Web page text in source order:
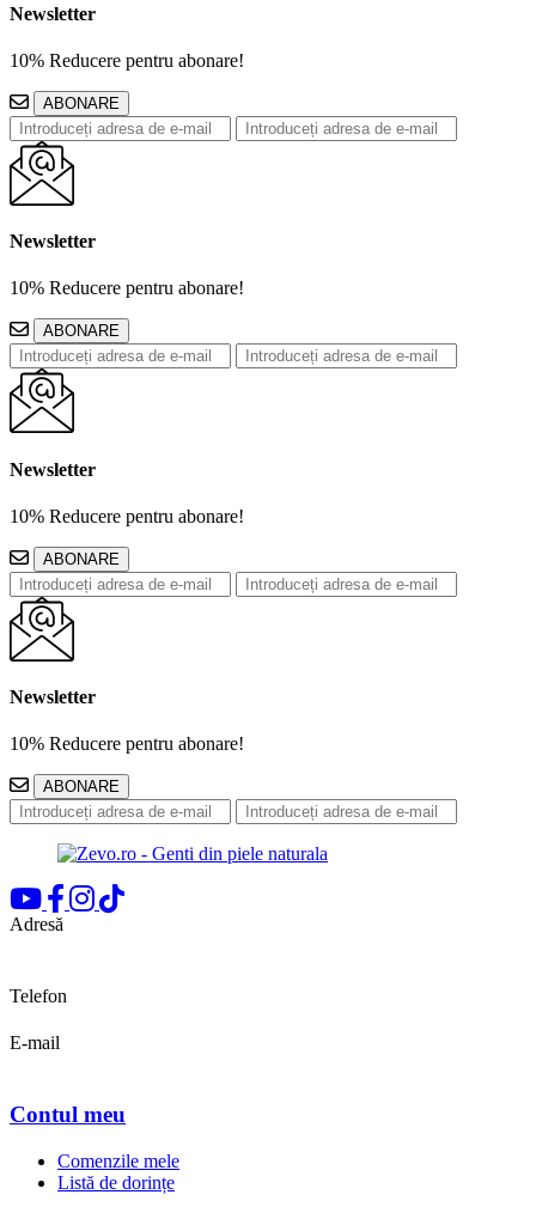
Newsletter
10% Reducere pentru abonare!
ABONARE
Newsletter
10% Reducere pentru abonare!
ABONARE
Newsletter
10% Reducere pentru abonare!
ABONARE
Newsletter
10% Reducere pentru abonare!
ABONARE
Adresă
Telefon
E-mail
Contul meu
Comenzile mele
Listă de dorințe